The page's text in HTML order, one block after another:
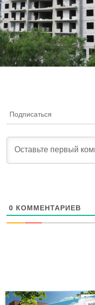
Подписаться
0 КОММЕНТАРИЕВ